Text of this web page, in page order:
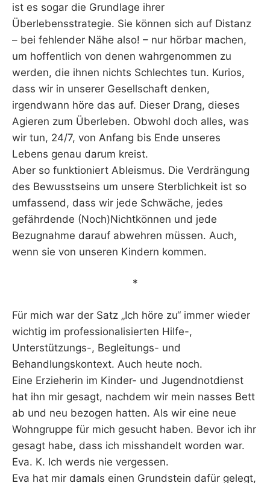
ist es sogar die Grundlage ihrer
Überlebensstrategie. Sie können sich auf Distanz
– bei fehlender Nähe also! – nur hörbar machen,
um hoffentlich von denen wahrgenommen zu
werden, die ihnen nichts Schlechtes tun. Kurios,
dass wir in unserer Gesellschaft denken,
irgendwann höre das auf. Dieser Drang, dieses
Agieren zum Überleben. Obwohl doch alles, was
wir tun, 24/7, von Anfang bis Ende unseres
Lebens genau darum kreist.
Aber so funktioniert Ableismus. Die Verdrängung
des Bewusstseins um unsere Sterblichkeit ist so
umfassend, dass wir jede Schwäche, jedes
gefährdende (Noch)Nichtkönnen und jede
Bezugnahme darauf abwehren müssen. Auch,
wenn sie von unseren Kindern kommen.
*
Für mich war der Satz „Ich höre zu“ immer wieder
wichtig im professionalisierten Hilfe-,
Unterstützungs-, Begleitungs- und
Behandlungskontext. Auch heute noch.
Eine Erzieherin im Kinder- und Jugendnotdienst
hat ihn mir gesagt, nachdem wir mein nasses Bett
ab und neu bezogen hatten. Als wir eine neue
Wohngruppe für mich gesucht haben. Bevor ich ihr
gesagt habe, dass ich misshandelt worden war.
Eva. K. Ich werds nie vergessen.
Eva hat mir damals einen Grundstein dafür gelegt,